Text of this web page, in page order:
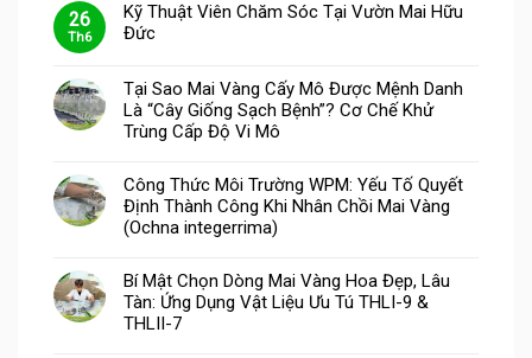
26
Th6
Kỹ Thuật Viên Chăm Sóc Tại Vườn Mai Hữu
Đức
Tại Sao Mai Vàng Cấy Mô Được Mệnh Danh
Là “Cây Giống Sạch Bệnh”? Cơ Chế Khử
Trùng Cấp Độ Vi Mô
Công Thức Môi Trường WPM: Yếu Tố Quyết
Định Thành Công Khi Nhân Chồi Mai Vàng
(Ochna integerrima)
Bí Mật Chọn Dòng Mai Vàng Hoa Đẹp, Lâu
Tàn: Ứng Dụng Vật Liệu Ưu Tú THLI-9 &
THLII-7